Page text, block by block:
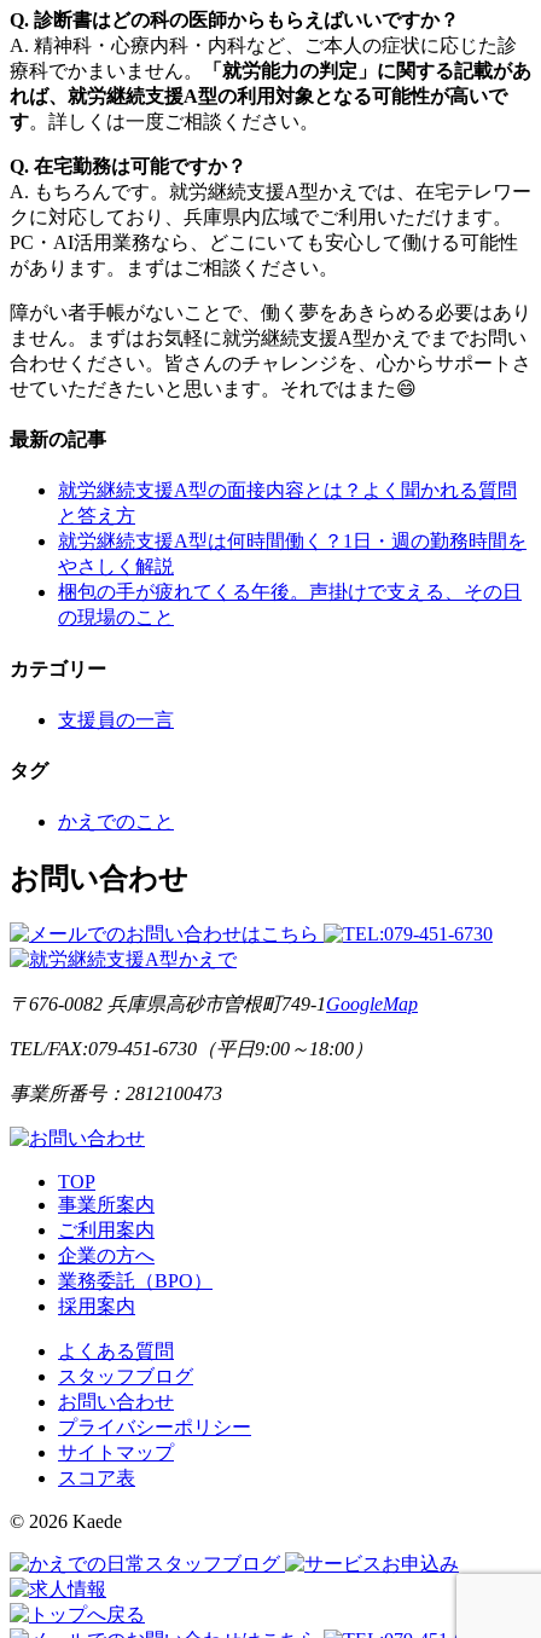
Q. 診断書はどの科の医師からもらえばいいですか？
A. 精神科・心療内科・内科など、ご本人の症状に応じた診
療科でかまいません。
「就労能力の判定」に関する記載があ
れば、就労継続支援A型の利用対象となる可能性が高いで
す。詳しくは一度ご相談ください。
Q. 在宅勤務は可能ですか？
A. もちろんです。就労継続支援A型かえでは、在宅テレワー
クに対応しており、兵庫県内広域でご利用いただけます。
PC・AI活用業務なら、どこにいても安心して働ける可能性
があります。まずはご相談ください。
障がい者手帳がないことで、働く夢をあきらめる必要はあり
ません。まずはお気軽に就労継続支援A型かえでまでお問い
合わせください。皆さんのチャレンジを、心からサポートさ
せていただきたいと思います。それではまた😄
最新の記事
就労継続支援A型の面接内容とは？よく聞かれる質問
と答え方
就労継続支援A型は何時間働く？1日・週の勤務時間を
やさしく解説
梱包の手が疲れてくる午後。声掛けで支える、その日
の現場のこと
カテゴリー
支援員の一言
タグ
かえでのこと
お問い合わせ
〒676-0082 兵庫県高砂市曽根町749-1GoogleMap
TEL/FAX:079-451-6730（平日9:00～18:00）
事業所番号：2812100473
TOP
事業所案内
ご利用案内
企業の方へ
業務委託（BPO）
採用案内
よくある質問
スタッフブログ
お問い合わせ
プライバシーポリシー
サイトマップ
スコア表
© 2026 Kaede